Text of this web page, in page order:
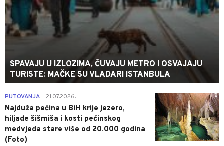
SPAVAJU U IZLOZIMA, ČUVAJU METRO I OSVAJAJU
TURISTE: MAČKE SU VLADARI ISTANBULA
0
PUTOVANJA 21.07.2026.
Najduža pećina u BiH krije jezero,
hiljade šišmiša i kosti pećinskog
medvjeda stare više od 20.000 godina
(Foto)